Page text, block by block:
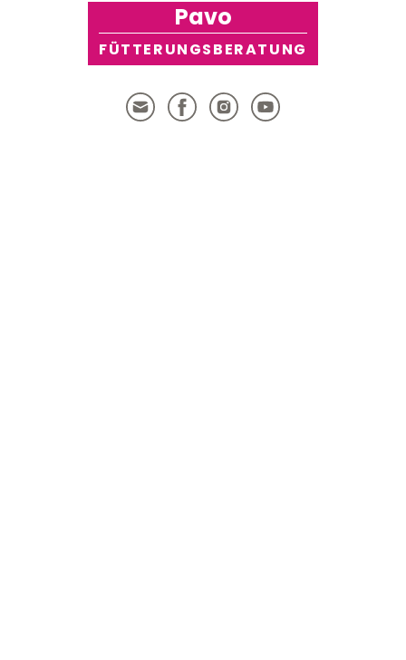
Pavo
FÜTTERUNGSBERATUNG